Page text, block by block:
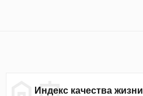
Индекс качества жизни